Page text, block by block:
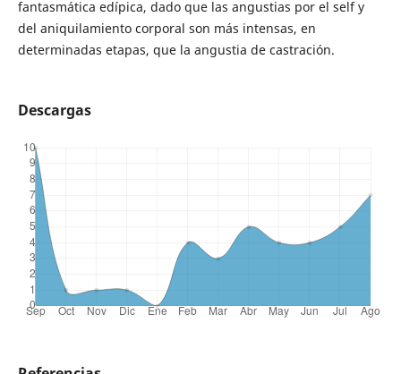
fantasmática edípica, dado que las angustias por el self y
del aniquilamiento corporal son más intensas, en
determinadas etapas, que la angustia de castración.
Descargas